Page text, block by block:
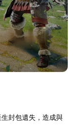
封包遺失，造成與